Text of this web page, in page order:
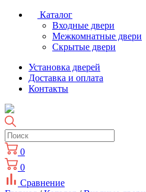
Каталог
Входные двери
Межкомнатные двери
Скрытые двери
Установка дверей
Доставка и оплата
Контакты
0
0
Сравнение